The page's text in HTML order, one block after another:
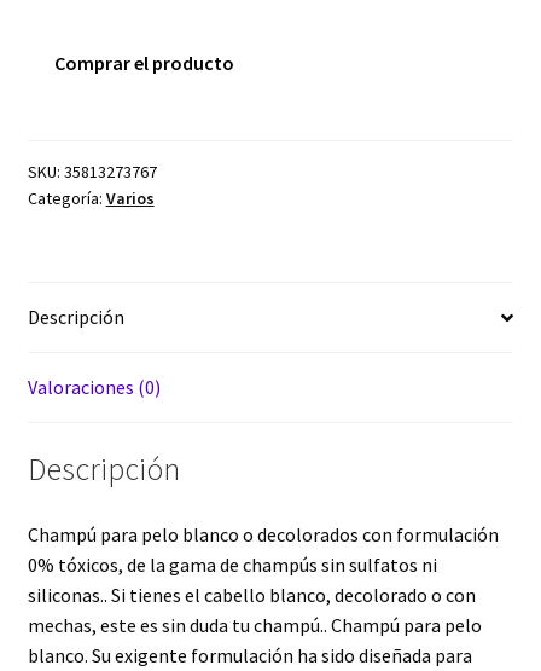
Comprar el producto
SKU: 35813273767
Categoría: Varios
Descripción
Valoraciones (0)
Descripción
Champú para pelo blanco o decolorados con formulación
0% tóxicos, de la gama de champús sin sulfatos ni
siliconas.. Si tienes el cabello blanco, decolorado o con
mechas, este es sin duda tu champú.. Champú para pelo
blanco. Su exigente formulación ha sido diseñada para